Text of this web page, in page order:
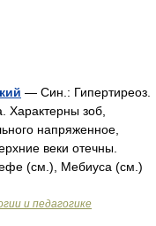
— Син.: Гипертиреоз.
Характерны зоб,
напряженное,
веки отечны.
(см.), Мебиуса (см.)
и педагогике